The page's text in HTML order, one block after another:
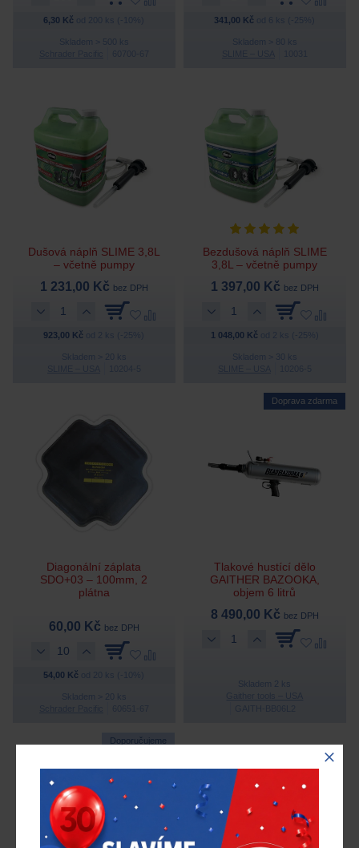
6,30 Kč od 200 ks (-10%)
Skladem > 500 ks
341,00 Kč od 6 ks (-25%)
Skladem > 80 ks
Dušová náplň SLIME 3,8L
– včetně pumpy
1 231,00 Kč bez DPH
923,00 Kč od 2 ks (-25%)
Skladem > 20 ks
Bezdušová náplň SLIME
3,8L – včetně pumpy
1 397,00 Kč bez DPH
1 048,00 Kčod 2 ks (-25%)
Skladem > 30 ks
Diagonální záplata
SDO+03 – 100mm, 2
plátna
60,00 Kč bez DPH
54,00 Kč od 20 ks (-10%)
Skladem > 20 ks
Doprava zdarma
Tlakové hustící dělo
GAITHER BAZOOKA,
objem 6 litrů
8 490,00 Kč bez DPH
Skladem 2 ks
Doporučujeme